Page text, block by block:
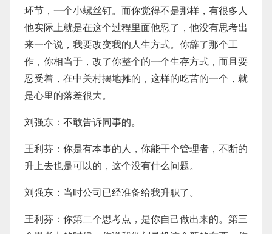
环节，一个小螺丝钉。而你觉得不是那样，有很多人
他实际上就是在这个过程里面他忍了，他没有思考出
来一个说，我要改变我的人生方式。你辞了那个工
作，你相当于，改了你整个的一个生存方式，而且要
忍受着，在中关村摆地摊的，这样的吃苦的一个，就
是心里的落差很大。
刘强东：不敢告诉同事的。
王利芬：你是有本事的人，你能干个管理者，不断的
升上去也是可以的，这个没有什么问题。
刘强东：当时公司已经准备给我升职了。
王利芬：你第二个思考点，是你自己做出来的。第三